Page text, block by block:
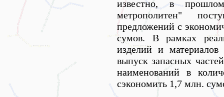
известно, в
метрополитен"
предложений с
сумов. В рамках
изделий и
выпуск запасных
наименований в
сэкономить 1,7 млн.